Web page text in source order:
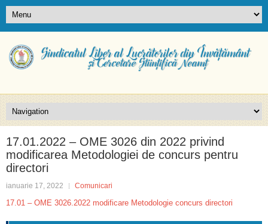
17.01.2022 – OME 3026 din 2022 privind
modificarea Metodologiei de concurs pentru
directori
ianuarie 17, 2022 Comunicari
17.01 – OME 3026.2022 modificare Metodologie concurs directori